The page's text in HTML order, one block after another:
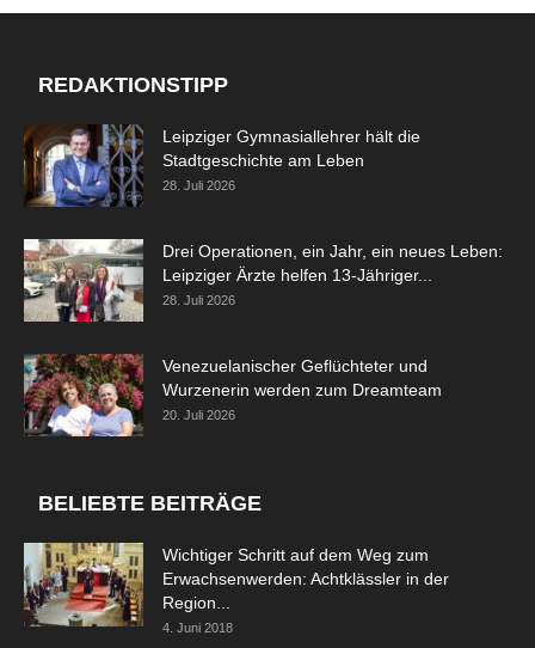
REDAKTIONSTIPP
Leipziger Gymnasiallehrer hält die
Stadtgeschichte am Leben
28. Juli 2026
Drei Operationen, ein Jahr, ein neues Leben:
Leipziger Ärzte helfen 13-Jähriger...
28. Juli 2026
Venezuelanischer Geflüchteter und
Wurzenerin werden zum Dreamteam
20. Juli 2026
BELIEBTE BEITRÄGE
Wichtiger Schritt auf dem Weg zum
Erwachsenwerden: Achtklässler in der
Region...
4. Juni 2018